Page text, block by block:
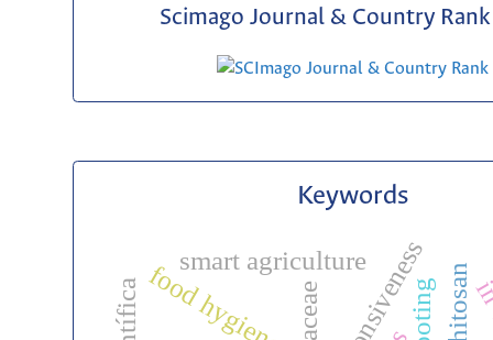
Scimago Journal & Country Rank
Keywords
rooting
food hygiene chitosan
smart agriculture